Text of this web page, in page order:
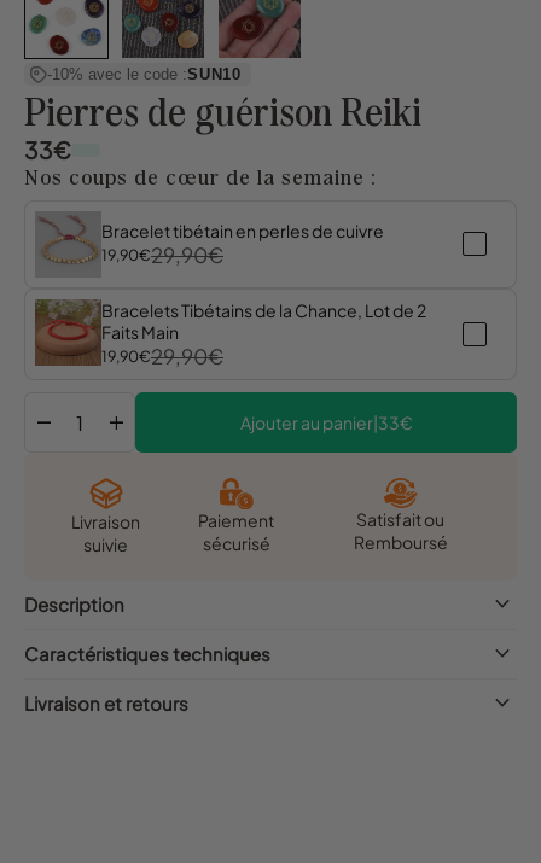
-10% avec le code :SUN10
Pierres de guérison Reiki
33€
Nos coups de cœur de la semaine :
Bracelet tibétain en perles de cuivre
19,90€29,90€
Bracelets Tibétains de la Chance, Lot de 2
Faits Main
19,90€29,90€
remove add Ajouter au panier|33€
Livraison
suivie
Paiement
sécurisé
Satisfait ou
Remboursé
Description keyboard_arrow_down
Caractéristiques techniques keyboard_arrow_down
Livraison et retours keyboard_arrow_down